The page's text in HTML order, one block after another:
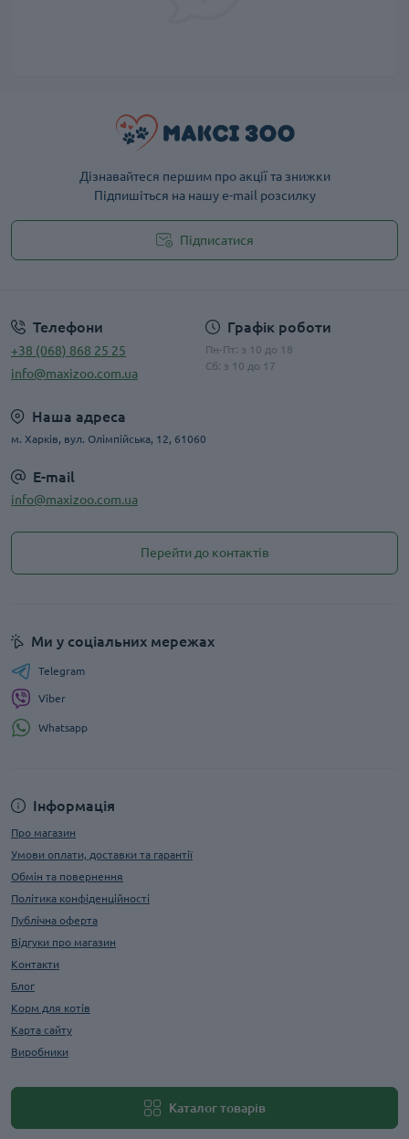
Дізнавайтеся першим про акції та знижки
Підпишіться на нашу e-mail розсилку
Підписатися
Телефони
+38 (068) 868 25 25
info@maxizoo.com.ua
Графік роботи
Пн-Пт: з 10 до 18
Сб: з 10 до 17
Наша адреса
м. Харків, вул. Олімпійська, 12, 61060
E-mail
info@maxizoo.com.ua
Перейти до контактів
Інформація
Про магазин
Умови оплати, доставки та гарантії
Обмін та повернення
Політика конфіденційності
Публічна оферта
Відгуки про магазин
Контакти
Блог
Корм для котів
Карта сайту
Виробники
Каталог товарів
Ми у соціальних мережах
Telegram
Viber
Whatsapp